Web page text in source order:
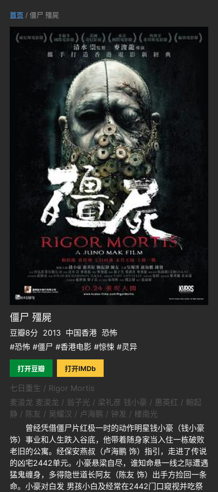
首页 / 僵尸 殭屍
僵尸 殭屍
豆瓣8分 2013 中国香港 恐怖
#恐怖 #僵尸 #香港电影 #惊悚 #灵异
打开豆瓣 打开IMDb
七日重生 / Rigor Mortis
麦浚龙 麦浚龙 / 翁子光 / 梁礼彦 钱小豪 / 惠英红 / 鲍起
静 / 陈友 / 吴耀汉 / 卢海鹏 / 钟发 / 楼南光
曾经凭借僵尸片红极一时的动作明星钱小豪（钱小豪
饰）事业和人生跌入谷底，他带着随身家当入住一栋破败
老旧的公寓。经保安燕叔（卢海鹏 饰）指引，走进了传说
的凶宅2442单元。小豪悬梁自尽，谁知命悬一线之际遭遇
猛鬼缠身，多得隐世道长阿友（陈友 饰）出手方捡回一条
命。小豪对白发 男孩小白及经常在2442门口窥视并吃祭